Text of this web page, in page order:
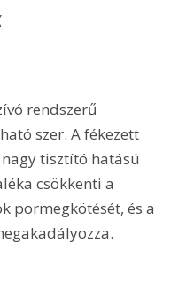
rendszerű
szer. A fékezett
tisztító hatású
csökkenti a
pormegkötését, és a